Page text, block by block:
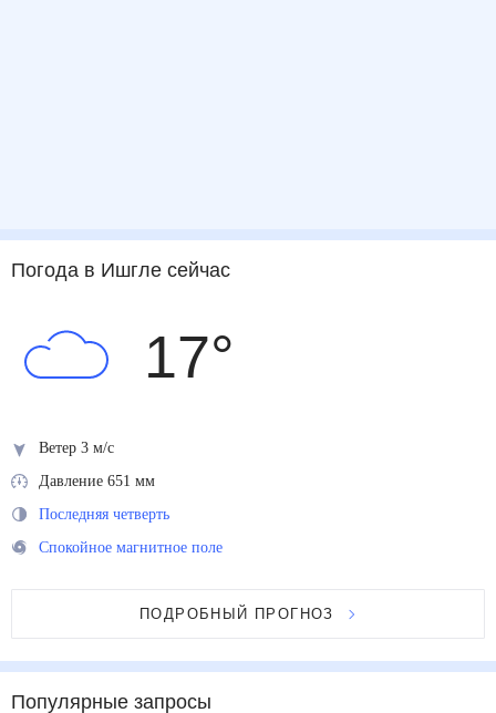
Погода в Ишглесейчас
17°
Ветер 3 м/с
Давление 651 мм
Последняя четверть
Спокойное магнитное поле
ПОДРОБНЫЙ ПРОГНОЗ
Популярные запросы